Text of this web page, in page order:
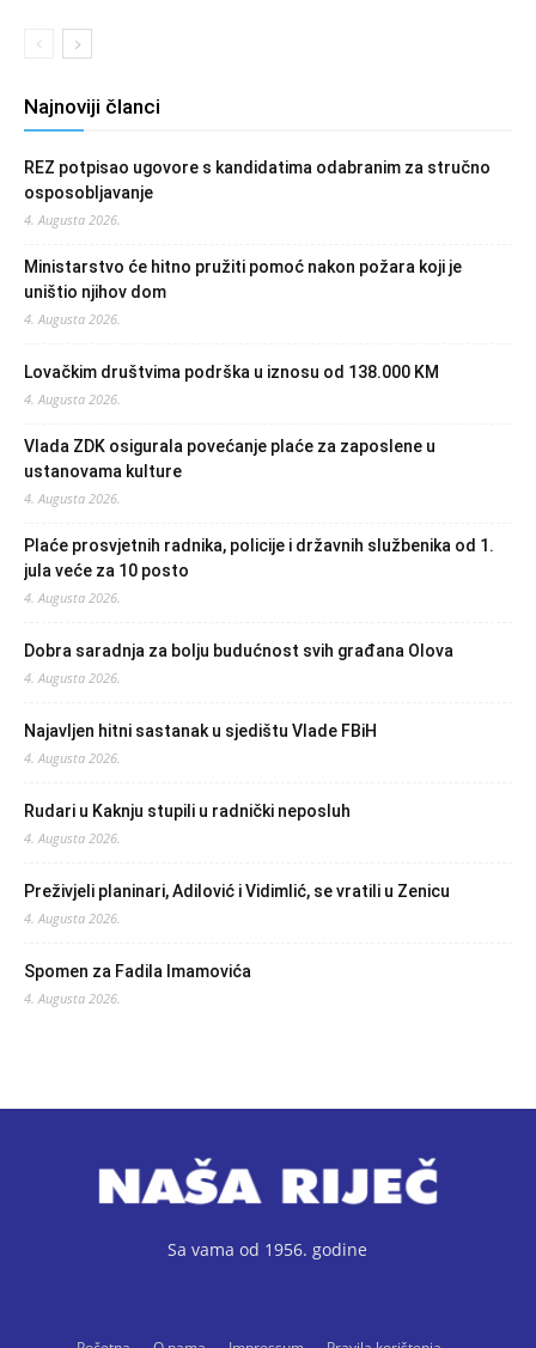
Najnoviji članci
REZ potpisao ugovore s kandidatima odabranim za stručno
osposobljavanje
4. Augusta 2026.
Ministarstvo će hitno pružiti pomoć nakon požara koji je
uništio njihov dom
4. Augusta 2026.
Lovačkim društvima podrška u iznosu od 138.000 KM
4. Augusta 2026.
Vlada ZDK osigurala povećanje plaće za zaposlene u
ustanovama kulture
4. Augusta 2026.
Plaće prosvjetnih radnika, policije i državnih službenika od 1.
jula veće za 10 posto
4. Augusta 2026.
Dobra saradnja za bolju budućnost svih građana Olova
4. Augusta 2026.
Najavljen hitni sastanak u sjedištu Vlade FBiH
4. Augusta 2026.
Rudari u Kaknju stupili u radnički neposluh
4. Augusta 2026.
Preživjeli planinari, Adilović i Vidimlić, se vratili u Zenicu
4. Augusta 2026.
Spomen za Fadila Imamovića
4. Augusta 2026.
Sa vama od 1956. godine